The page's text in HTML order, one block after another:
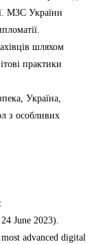
МЗС України
шляхом
практики
Україна,
з особливих
June 2023).
advanced digital